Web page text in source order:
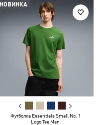
НОВИНКА
Футболка Essentials Small No. 1
Logo Tee Men